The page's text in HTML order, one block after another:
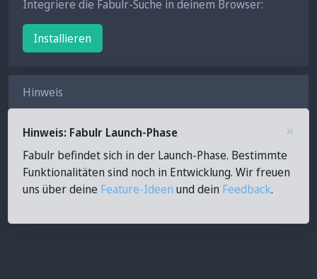
Integriere die Fabulr-Suche in deinem Browser:
Installieren
Hinweis
×
Hinweis: Fabulr Launch-Phase
Fabulr befindet sich in der Launch-Phase. Bestimmte
Funktionalitäten sind noch in Entwicklung. Wir freuen
uns über deine Feature-Ideen und dein Feedback.